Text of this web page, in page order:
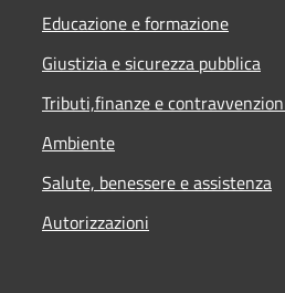
Educazione e formazione
Giustizia e sicurezza pubblica
Tributi,finanze e
Ambiente
Salute, benessere e assistenza
Autorizzazioni